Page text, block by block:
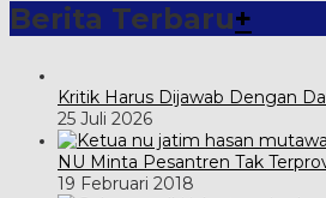
Berita Terbaru+
Kritik Harus Dijawab Dengan
25 Juli 2026
NU Minta Pesantren Tak
19 Februari 2018